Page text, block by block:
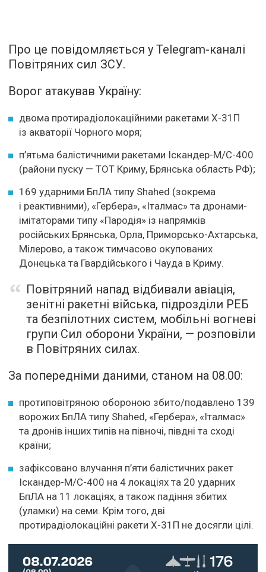
Про це повідомляється у Telegram-каналі
Повітряних сил ЗСУ.
Ворог атакував Україну:
двома протирадіолокаційними ракетами Х-31П
із акваторії Чорного моря;
п’ятьма балістичними ракетами Іскандер-М/С-400
(райони пуску — ТОТ Криму, Брянська область РФ);
169 ударними БпЛА типу Shahed (зокрема
і реактивними), «Гербера», «Італмас» та дронами-
імітаторами типу «Пародія» із напрямків
російських Брянська, Орла, Приморсько-Ахтарська,
Мілерово, а також тимчасово окупованих
Донецька та Гвардійського і Чауда в Криму.
Повітряний напад відбивали авіація,
зенітні ракетні війська, підрозділи РЕБ
та безпілотних систем, мобільні вогневі
групи Сил оборони України, — розповіли
в Повітряних силах.
За попередніми даними, станом на 08.00:
протиповітряною обороною збито/подавлено 139
ворожих БпЛА типу Shahed, «Гербера», «Італмас»
та дронів інших типів на півночі, півдні та сході
країни;
зафіксовано влучання п’яти балістичних ракет
Іскандер-М/С-400 на 4 локаціях та 20 ударних
БпЛА на 11 локаціях, а також падіння збитих
(уламки) на семи. Крім того, дві
протирадіолокаційні ракети Х-31П не досягли цілі.